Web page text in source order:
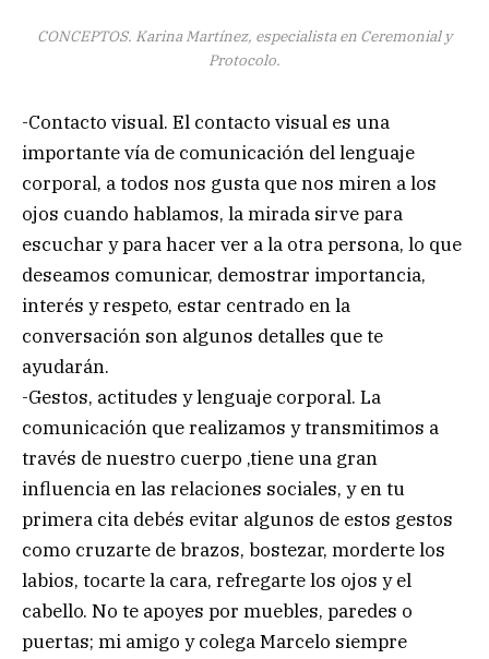
CONCEPTOS. Karina Martínez, especialista en Ceremonial y
Protocolo.
-Contacto visual. El contacto visual es una
importante vía de comunicación del lenguaje
corporal, a todos nos gusta que nos miren a los
ojos cuando hablamos, la mirada sirve para
escuchar y para hacer ver a la otra persona, lo que
deseamos comunicar, demostrar importancia,
interés y respeto, estar centrado en la
conversación son algunos detalles que te
ayudarán.
-Gestos, actitudes y lenguaje corporal. La
comunicación que realizamos y transmitimos a
través de nuestro cuerpo ,tiene una gran
influencia en las relaciones sociales, y en tu
primera cita debés evitar algunos de estos gestos
como cruzarte de brazos, bostezar, morderte los
labios, tocarte la cara, refregarte los ojos y el
cabello. No te apoyes por muebles, paredes o
puertas; mi amigo y colega Marcelo siempre